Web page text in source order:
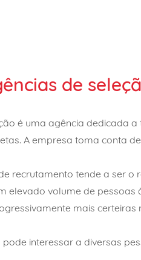
de
é uma agência dedicada
A empresa toma conta
recrutamento tende a ser
elevado volume de
mais
interessar a diversas